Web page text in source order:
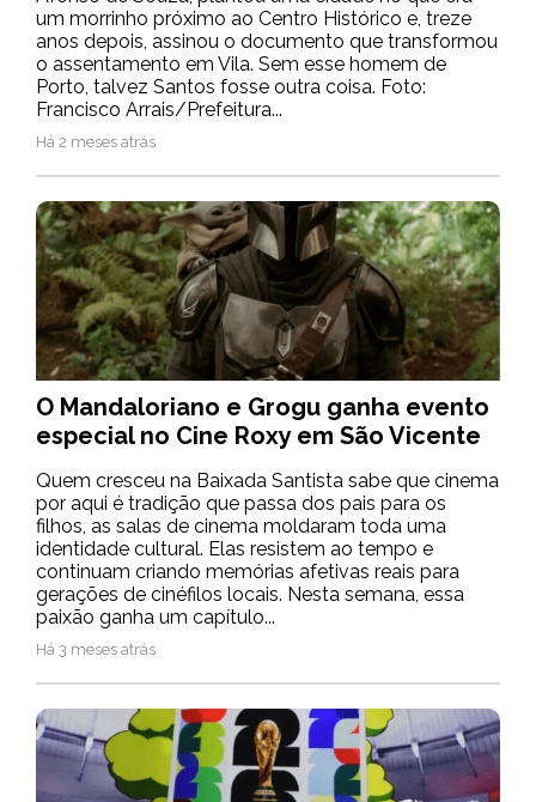
um morrinho próximo ao Centro Histórico e, treze
anos depois, assinou o documento que transformou
o assentamento em Vila. Sem esse homem de
Porto, talvez Santos fosse outra coisa. Foto:
Francisco Arrais/Prefeitura...
Há 2 meses atrás
O Mandaloriano e Grogu ganha evento
especial no Cine Roxy em São Vicente
Quem cresceu na Baixada Santista sabe que cinema
por aqui é tradição que passa dos pais para os
filhos, as salas de cinema moldaram toda uma
identidade cultural. Elas resistem ao tempo e
continuam criando memórias afetivas reais para
gerações de cinéfilos locais. Nesta semana, essa
paixão ganha um capítulo...
Há 3 meses atrás